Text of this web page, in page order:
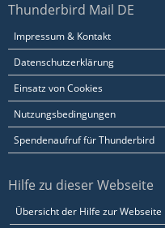
Thunderbird Mail DE
Impressum & Kontakt
Datenschutzerklärung
Einsatz von Cookies
Nutzungsbedingungen
Spendenaufruf für Thunderbird
Hilfe zu dieser Webseite
Übersicht der Hilfe zur Webseite